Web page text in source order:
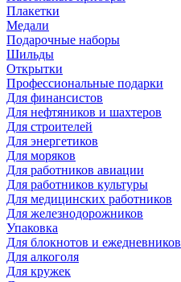
Плакетки
Медали
Подарочные наборы
Шильды
Открытки
Профессиональные подарки
Для финансистов
Для нефтяников и шахтеров
Для строителей
Для энергетиков
Для моряков
Для работников авиации
Для работников культуры
Для медицинских работников
Для железнодорожников
Упаковка
Для блокнотов и ежедневников
Для алкоголя
Для кружек